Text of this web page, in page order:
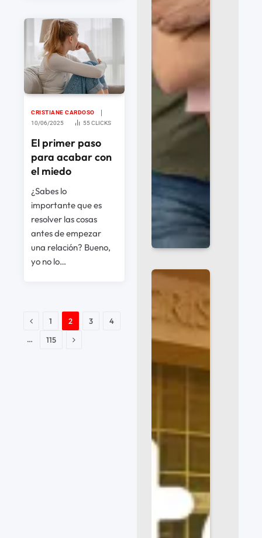
CRISTIANE CARDOSO
10/06/2025
55CLICKS
El primer paso
para acabar con
el miedo
¿Sabes lo
importante que es
resolver las cosas
antes de empezar
una relación? Bueno,
yo no lo…
Previo1 2 3
4
…
115 Siguiente